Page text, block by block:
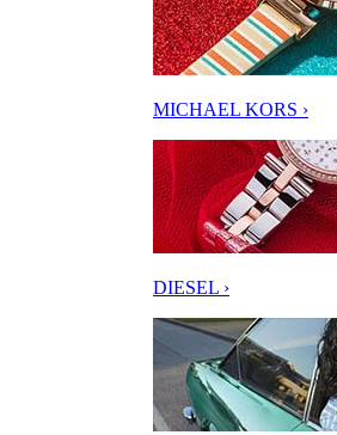
MICHAEL KORS ›
DIESEL ›